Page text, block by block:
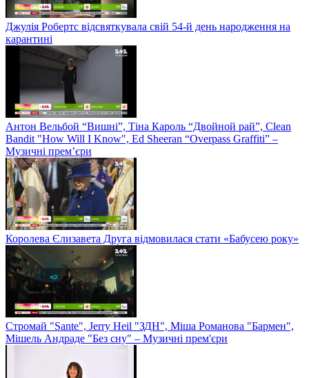
Джулія Робертс відсвяткувала свій 54-й день народження на
карантині
Антон Вельбой “Вишні”, Тіна Кароль “Двойной рай”, Clean
Bandit "How Will I Know", Ed Sheeran “Overpass Graffiti” –
Музичні прем’єри
Королева Єлизавета Друга відмовилася стати «Бабусею року»
Стромай "Sante", Jerry Heil "ЗДН", Міша Романова "Бармен",
Мішель Андраде "Без сну" – Музичні прем'єри